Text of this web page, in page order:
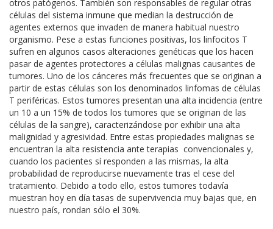
otros patógenos. También son responsables de regular otras
células del sistema inmune que median la destrucción de
agentes externos que invaden de manera habitual nuestro
organismo. Pese a estas funciones positivas, los linfocitos T
sufren en algunos casos alteraciones genéticas que los hacen
pasar de agentes protectores a células malignas causantes de
tumores. Uno de los cánceres más frecuentes que se originan a
partir de estas células son los denominados linfomas de células
T periféricas. Estos tumores presentan una alta incidencia (entre
un 10 a un 15% de todos los tumores que se originan de las
células de la sangre), caracterizándose por exhibir una alta
malignidad y agresividad. Entre estas propiedades malignas se
encuentran la alta resistencia ante terapias convencionales y,
cuando los pacientes sí responden a las mismas, la alta
probabilidad de reproducirse nuevamente tras el cese del
tratamiento. Debido a todo ello, estos tumores todavía
muestran hoy en día tasas de supervivencia muy bajas que, en
nuestro país, rondan sólo el 30%.